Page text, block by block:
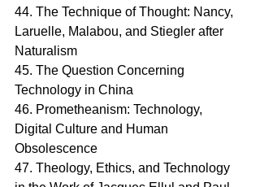
44. The Technique of Thought: Nancy,
Laruelle, Malabou, and Stiegler after
Naturalism
45. The Question Concerning
Technology in China
46. Prometheanism: Technology,
Digital Culture and Human
Obsolescence
47. Theology, Ethics, and Technology